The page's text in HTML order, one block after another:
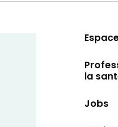
la
Jobs